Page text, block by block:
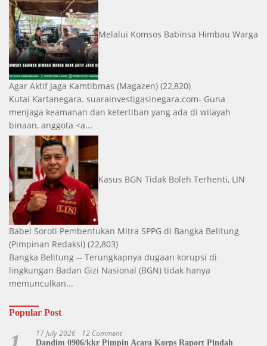
Melalui Komsos Babinsa Himbau Warga
Agar Aktif Jaga Kamtibmas (Magazen) (22,820)
Kutai Kartanegara. suarainvestigasinegara.com- Guna
menjaga keamanan dan ketertiban yang ada di wilayah
binaan, anggota <a...
Kasus BGN Tidak Boleh Terhenti, LIN
Babel Soroti Pembentukan Mitra SPPG di Bangka Belitung
(Pimpinan Redaksi) (22,803)
Bangka Belitung -- Terungkapnya dugaan korupsi di
lingkungan Badan Gizi Nasional (BGN) tidak hanya
memunculkan...
Popular Post
17 July 2026 12 Comment
Dandim 0906/kkr Pimpin Acara Korps Raport Pindah